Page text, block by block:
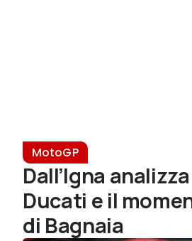
MotoGP
Dall’Igna
Ducati e il
di Bagnaia